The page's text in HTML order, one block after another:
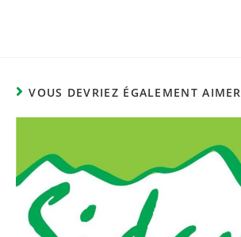
VOUS DEVRIEZ ÉGALEMENT AIMER